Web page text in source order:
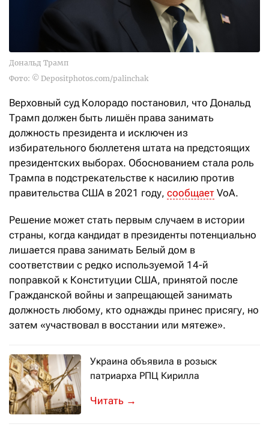
Дональд Трамп
Фото: © Depositphotos.com/palinchak
Верховный суд Колорадо постановил, что Дональд
Трамп должен быть лишён права занимать
должность президента и исключен из
избирательного бюллетеня штата на предстоящих
президентских выборах. Обоснованием стала роль
Трампа в подстрекательстве к насилию против
правительства США в 2021 году, сообщает VoA.
Решение может стать первым случаем в истории
страны, когда кандидат в президенты потенциально
лишается права занимать Белый дом в
соответствии с редко используемой 14-й
поправкой к Конституции США, принятой после
Гражданской войны и запрещающей занимать
должность любому, кто однажды принес присягу, но
затем «участвовал в восстании или мятеже».
Украина объявила в розыск
патриарха РПЦ Кирилла
В базе МВД также пишут, что
→